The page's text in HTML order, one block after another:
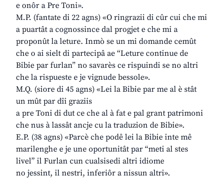
e onôr a Pre Toni».
M.P. (fantate di 22 agns) «O ringrazii di cûr cui che mi
a puartât a cognossince dal progjet e che mi a
proponût la leture. Inmò se un mi domande cemût
che o ai sielt di partecipâ ae “Leture continue de
Bibie par furlan” no savarès ce rispuindi se no altri
che la rispueste e je vignude bessole».
M.Q. (siore di 45 agns) «Lei la Bibie par me al è stât
un mût par dîi graziis
a pre Toni di dut ce che al à fat e pal grant patrimoni
che nus à lassât ancje cu la traduzion de Bibie».
E.P. (38 agns) «Parcè che podê lei la Bibie inte mê
marilenghe e je une oportunitât par “meti al stes
livel” il Furlan cun cualsisedi altri idiome
no jessint, il nestri, inferiôr a nissun altri».